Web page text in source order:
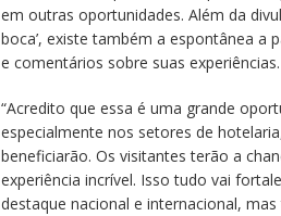
em outras oportunidades. Além da
boca’, existe também a espontânea a
e comentários sobre suas experiências.
“Acredito que essa é uma grande
especialmente nos setores de
beneficiarão. Os visitantes terão a
experiência incrível. Isso tudo vai
destaque nacional e internacional,